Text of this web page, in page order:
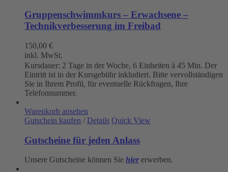
Gruppenschwimmkurs – Erwachsene –
Technikverbesserung im Freibad
150,00 €
inkl. MwSt.
Kursdauer: 2 Tage in der Woche, 6 Einheiten à 45 Min. Der
Eintritt ist in der Kursgebühr inkludiert. Bitte vervollständigen
Sie in Ihrem Profil, für eventuelle Rückfragen, Ihre
Telefonnummer.
Warenkorb ansehen
Gutschein kaufen / Details Quick View
Gutscheine für jeden Anlass
Unsere Gutscheine können Sie hier erwerben.